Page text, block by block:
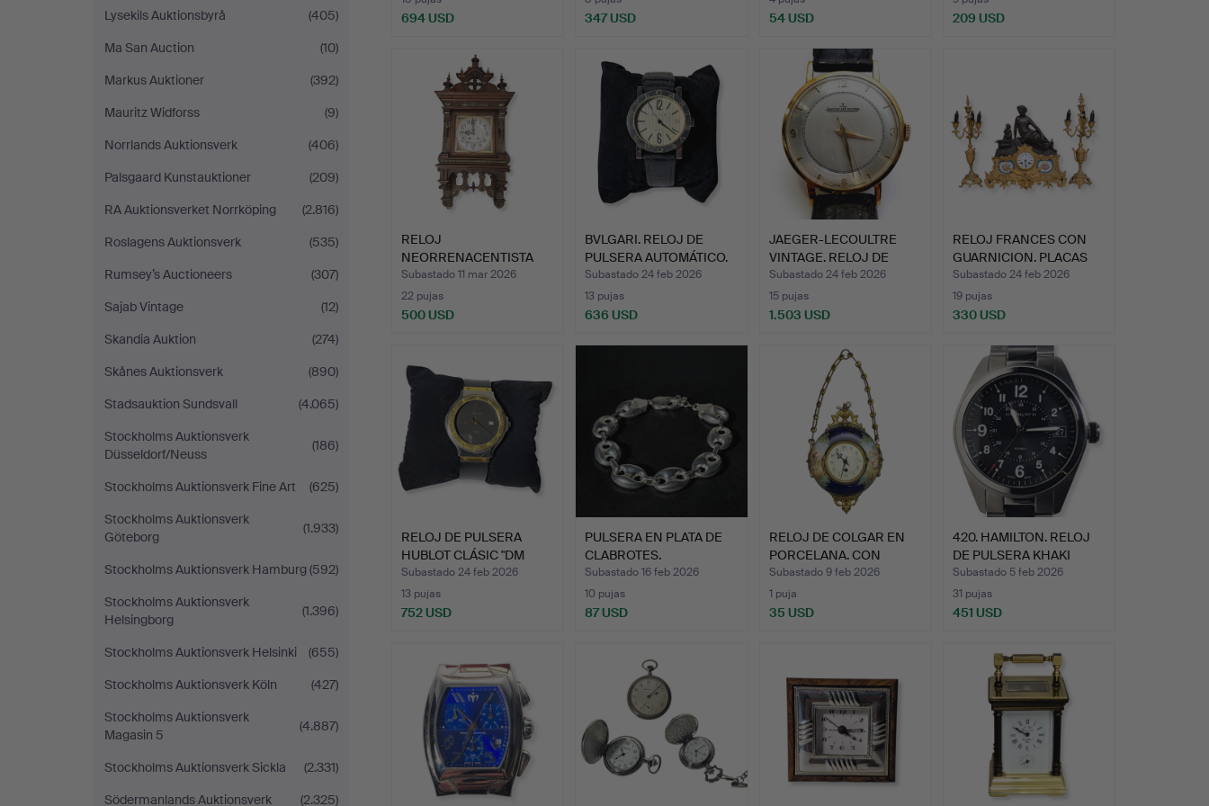
Lysekils Auktionsbyrå
(405)
Ma San Auction
(10)
Markus Auktioner
(392)
Mauritz Widforss
(9)
Norrlands Auktionsverk
(406)
Palsgaard Kunstauktioner
(209)
RA Auktionsverket Norrköping
(2.816)
Roslagens Auktionsverk
(535)
Rumsey’s Auctioneers
(307)
Sajab Vintage
(12)
Skandia Auktion
(274)
Skånes Auktionsverk
(890)
Stadsauktion Sundsvall
(4.065)
Stockholms Auktionsverk
Düsseldorf/Neuss
(186)
Stockholms Auktionsverk Fine Art
(625)
Stockholms Auktionsverk
Göteborg
(1.933)
Stockholms Auktionsverk Hamburg(592)
Stockholms Auktionsverk
Helsingborg
(1.396)
Stockholms Auktionsverk Helsinki
(655)
Stockholms Auktionsverk Köln
(427)
Stockholms Auktionsverk
Magasin 5
(4.887)
Stockholms Auktionsverk Sickla
(2.331)
Södermanlands Auktionsverk
(2.325)
694 USD 347 USD 54 USD 209 USD
RELOJ
NEORRENACENTISTA
ALEMAN, FINALES DEL…
Subastado 11 mar 2026
22 pujas
500 USD
BVLGARI. RELOJ DE
PULSERA AUTOMÁTICO.
Subastado 24 feb 2026
13 pujas
636 USD
JAEGER-LECOULTRE
VINTAGE. RELOJ DE
PULSERA…
Subastado 24 feb 2026
15 pujas
1.503 USD
RELOJ FRANCES CON
GUARNICION. PLACAS
DE PO…
Subastado 24 feb 2026
19 pujas
330 USD
RELOJ DE PULSERA
HUBLOT CLÁSIC "DM
GENEVE"…
Subastado 24 feb 2026
13 pujas
752 USD
PULSERA EN PLATA DE
CLABROTES.
Subastado 16 feb 2026
10 pujas
87 USD
RELOJ DE COLGAR EN
PORCELANA. CON
ESCENAS …
Subastado 9 feb 2026
1 puja
35 USD
420. HAMILTON. RELOJ
DE PULSERA KHAKI
FIEL…
Subastado 5 feb 2026
31 pujas
451 USD